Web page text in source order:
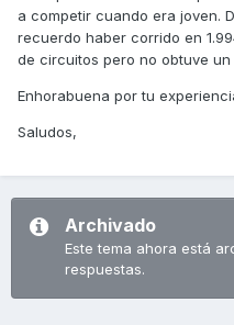
a competir cuando era joven.
recuerdo haber corrido en
de circuitos pero no obtuve un
Enhorabuena por tu
Saludos,
Archivado
Este tema ahora está
respuestas.